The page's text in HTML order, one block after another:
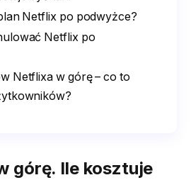
Netflix po podwyżce?
Netflix po
Netflixa w górę – co to
górę. Ile kosztuje